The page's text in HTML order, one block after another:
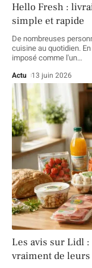
Hello Fresh :
simple et rapide
De nombreuses
cuisine au quotidien.
imposé comme l'un…
Actu 13 juin 2026
Les avis sur Lidl
vraiment de